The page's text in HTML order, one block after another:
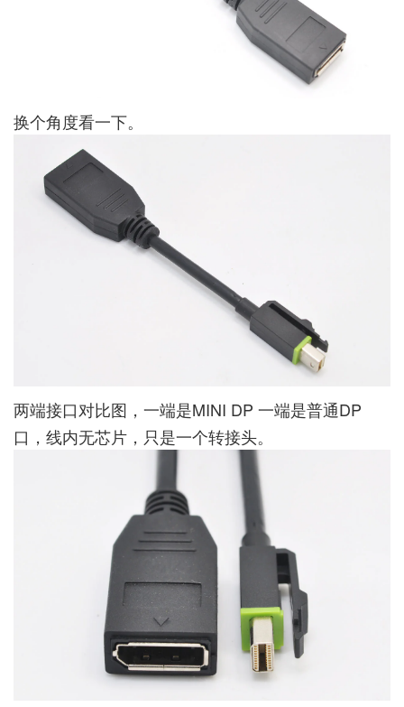
换个角度看一下。
两端接口对比图，一端是MINI DP 一端是普通DP
口，线内无芯片，只是一个转接头。